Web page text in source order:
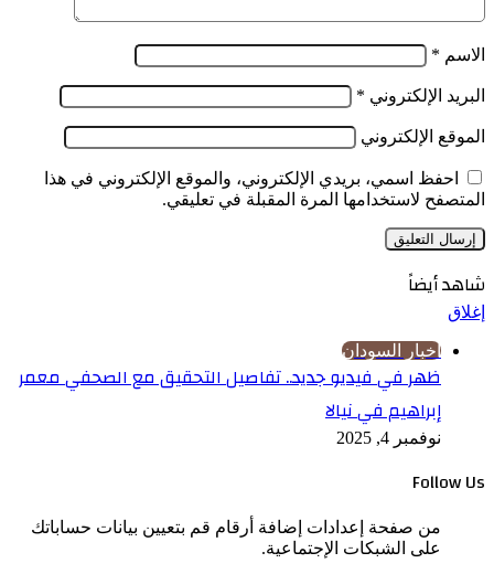
الاسم *
البريد الإلكتروني *
الموقع الإلكتروني
احفظ اسمي، بريدي الإلكتروني، والموقع الإلكتروني في هذا
المتصفح لاستخدامها المرة المقبلة في تعليقي.
شاهد أيضاً
إغلاق
اخبار السودان
ظهر في فيديو جديد.. تفاصيل التحقيق مع الصحفي معمر
إبراهيم في نيالا
نوفمبر 4, 2025
Follow Us
من صفحة إعدادات إضافة أرقام قم بتعيين بيانات حساباتك
على الشبكات الإجتماعية.